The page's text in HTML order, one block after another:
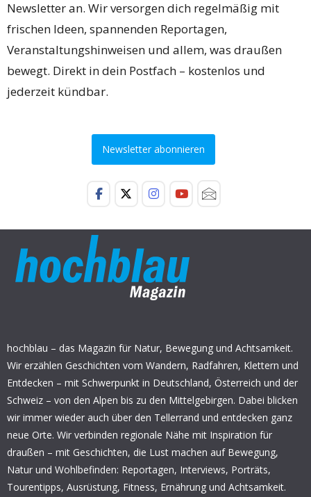
Newsletter an. Wir versorgen dich regelmäßig mit
frischen Ideen, spannenden Reportagen,
Veranstaltungshinweisen und allem, was draußen
bewegt. Direkt in dein Postfach – kostenlos und
jederzeit kündbar.
Newsletter abonnieren
hochblau – das Magazin für Natur, Bewegung und Achtsamkeit.
Wir erzählen Geschichten vom Wandern, Radfahren, Klettern und
Entdecken – mit Schwerpunkt in Deutschland, Österreich und der
Schweiz – von den Alpen bis zu den Mittelgebirgen. Dabei blicken
wir immer wieder auch über den Tellerrand und entdecken ganz
neue Orte. Wir verbinden regionale Nähe mit Inspiration für
draußen – mit Geschichten, die Lust machen auf Bewegung,
Natur und Wohlbefinden: Reportagen, Interviews, Porträts,
Tourentipps, Ausrüstung, Fitness, Ernährung und Achtsamkeit.